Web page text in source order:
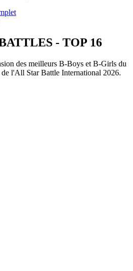
- TOP 16
des meilleurs B-Boys et B-Girls du
l'All Star Battle International 2026.